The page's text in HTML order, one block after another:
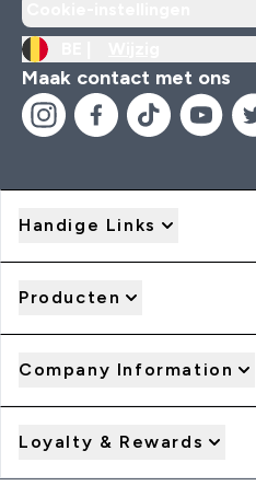
Maak contact met ons
Handige Links
Producten
Company Information
Loyalty & Rewards